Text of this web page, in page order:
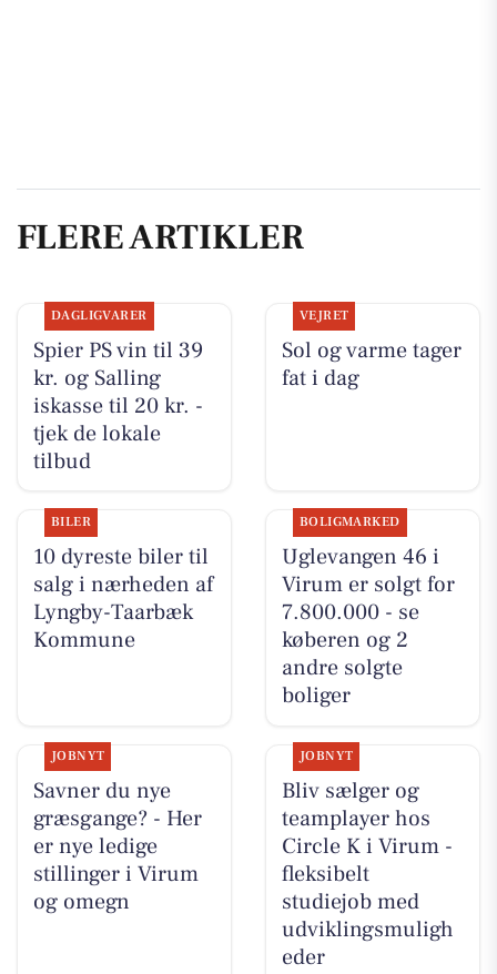
FLERE ARTIKLER
DAGLIGVARER
Spier PS vin til 39
kr. og Salling
iskasse til 20 kr. -
tjek de lokale
tilbud
VEJRET
Sol og varme tager
fat i dag
BILER
10 dyreste biler til
salg i nærheden af
Lyngby-Taarbæk
Kommune
BOLIGMARKED
Uglevangen 46 i
Virum er solgt for
7.800.000 - se
køberen og 2
andre solgte
boliger
JOBNYT
Savner du nye
græsgange? - Her
er nye ledige
stillinger i Virum
og omegn
JOBNYT
Bliv sælger og
teamplayer hos
Circle K i Virum -
fleksibelt
studiejob med
udviklingsmuligh
eder